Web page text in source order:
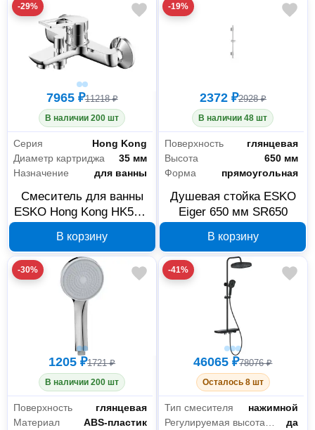
-29%
7965 ₽11218 ₽
В наличии 200 шт
Серия
Hong Kong
Диаметр картриджа
35 мм
Назначение
для ванны
Смеситель для ванны
ESKO Hong Kong HK54 с
В корзину
-19%
2372 ₽2928 ₽
В наличии 48 шт
Поверхность
глянцевая
Высота
650 мм
Форма
прямоугольная
Душевая стойка ESKO
Eiger 650 мм SR650
В корзину
-30%
1205 ₽1721 ₽
В наличии 200 шт
Поверхность
глянцевая
Материал
ABS-пластик
-41%
46065 ₽78076 ₽
Осталось 8 шт
Тип смесителя
нажимной
да